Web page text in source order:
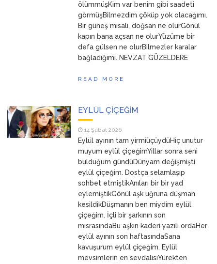
ölümmüşKim var benim gibi saadeti
görmüşBilmezdim çöküp yok olacağımı.
Bir güneş misali, doğsan ne olurGönül
kapın bana açsan ne olurYüzüme bir
defa gülsen ne olurBilmezler karalar
bağladığımı. NEVZAT GÜZELDERE
READ MORE
EYLÜL ÇİÇEĞİM
14 Şubat 2026
Eylül ayının tam yirmiüçüydüHiç unutur
muyum eylül çiçeğimYıllar sonra seni
bulduğum gündüDünyam değişmişti
eylül çiçeğim. Dostça selamlaşıp
sohbet etmiştikAnıları bir bir yad
eylemiştikGönül aşk uğruna düşman
kesildikDüşmanın ben miydim eylül
çiçeğim. İçli bir şarkının son
mısrasındaBu aşkın kaderi yazılı ordaHer
eylül ayının son haftasındaSana
kavuşurum eylül çiçeğim. Eylül
mevsimlerin en sevdalısıYürekten